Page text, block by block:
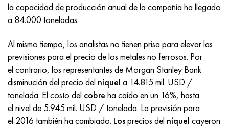
la capacidad de producción anual de la compañía ha llegado
a 84.000 toneladas.
Al mismo tiempo, los analistas no tienen prisa para elevar las
previsiones para el precio de los metales no ferrosos. Por
el contrario, los representantes de Morgan Stanley Bank
disminución del precio del níquel a 14.815 mil. USD /
tonelada. El costo del cobre ha caído en un 16%, hasta
el nivel de 5.945 mil. USD / tonelada. La previsión para
el 2016 también ha cambiado. Losprecios del níquel cayeron
maraging 250
Maraging 300
Maraging 350
MP35N
Aleación 50N
50NHS
Aleación 52N
52K12F
KhN65VMTYu
KhN68VKTYU
KhN68VMTYUK-vd
KhN70VMTYu
2B
A LAS 3
3M
TL3
1.4542 - 17-4Ph®
1.4545 - 15-5Ph®
1.4548 - 17-4Ph®
1.4550 - AISI 347
13X11N2V2MF
15х12vnmf
15Х12Н2MVFAB
15X16K5N2MVFAB
C65500, CuAl11Fe3
C65100, CuSi1.5
Bronce estaño-plomo
c92200, CuSn6Zn4Pb2
AC14, 11SMnPb30
20XH3A, AISI 4320, 20hn3a
20HM, 24CrMo5, 20hm
25KhGM, 20CrMo5, 1.7264
R12F3, 1.3318, sw12
Acero carbono
10,1.1645, C105W1
11G12, 110G13L, X120Mn12